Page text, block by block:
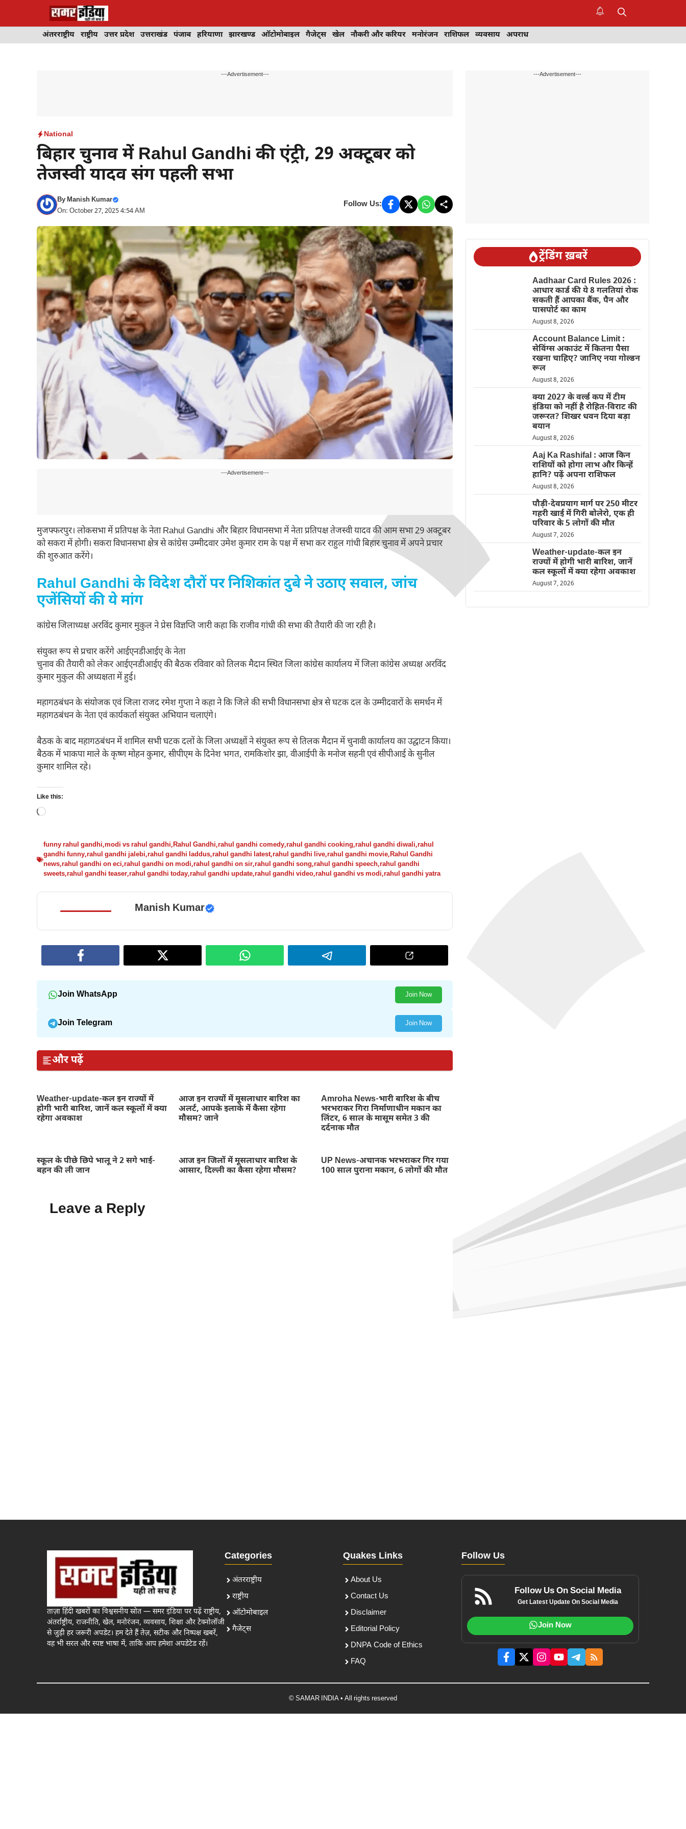
अंतरराष्ट्रीय राष्ट्रीय उत्तर प्रदेश उत्तराखंड पंजाब हरियाणा झारखण्ड ऑटोमोबाइल गैजेट्स खेल नौकरी और करियर मनोरंजन राशिफल व्यवसाय अपराध
---Advertisement---
National
बिहार चुनाव में Rahul Gandhi की एंट्री, 29 अक्टूबर को
तेजस्वी यादव संग पहली सभा
ByManish Kumar
On: October 27, 2025 4:54 AM
Follow Us:
---Advertisement---
मुजफ्फरपुर। लोकसभा में प्रतिपक्ष के नेता Rahul Gandhi और बिहार विधानसभा में नेता प्रतिपक्ष तेजस्वी यादव की आम सभा 29 अक्टूबर
को सकरा में होगी। सकरा विधानसभा क्षेत्र से कांग्रेस उम्मीदवार उमेश कुमार राम के पक्ष में सभा कर राहुल गांधी बिहार चुनाव में अपने प्रचार
की शुरुआत करेंगे।
Rahul Gandhi के विदेश दौरों पर निशिकांत दुबे ने उठाए सवाल, जांच
एजेंसियों की ये मांग
कांग्रेस जिलाध्यक्ष अरविंद कुमार मुकुल ने प्रेस विज्ञप्ति जारी कहा कि राजीव गांधी की सभा की तैयारी की जा रही है।
संयुक्त रूप से प्रचार करेंगे आईएनडीआईए के नेता
चुनाव की तैयारी को लेकर आईएनडीआईए की बैठक रविवार को तिलक मैदान स्थित जिला कांग्रेस कार्यालय में जिला कांग्रेस अध्यक्ष अरविंद
कुमार मुकुल की अध्यक्षता में हुई।
महागठबंधन के संयोजक एवं जिला राजद रमेश गुप्ता ने कहा ने कि जिले की सभी विधानसभा क्षेत्र से घटक दल के उम्मीदवारों के समर्थन में
महागठबंधन के नेता एवं कार्यकर्ता संयुक्त अभियान चलाएंगे।
बैठक के बाद महागठबंधन में शामिल सभी घटक दलों के जिला अध्यक्षों ने संयुक्त रूप से तिलक मैदान में चुनावी कार्यालय का उद्घाटन किया।
बैठक में भाकपा माले के कृष्ण मोहन कुमार, सीपीएम के दिनेश भगत, रामकिशोर झा, वीआईपी के मनोज सहनी एवं सीपीआई के सुनील
कुमार शामिल रहे।
Like this:
Loading…
funny rahul gandhi,modi vs rahul gandhi,Rahul Gandhi,rahul gandhi comedy,rahul gandhi cooking,rahul gandhi diwali,rahul
gandhi funny,rahul gandhi jalebi,rahul gandhi laddus,rahul gandhi latest,rahul gandhi live,rahul gandhi movie,Rahul Gandhi
news,rahul gandhi on eci,rahul gandhi on modi,rahul gandhi on sir,rahul gandhi song,rahul gandhi speech,rahul gandhi
sweets,rahul gandhi teaser,rahul gandhi today,rahul gandhi update,rahul gandhi video,rahul gandhi vs modi,rahul gandhi yatra
Manish Kumar
Join WhatsApp Join Now
Join Telegram Join Now
और पढ़ें
Weather-update-कल इन राज्यों में
होगी भारी बारिश, जानें कल स्कूलों में क्या
रहेगा अवकाश
आज इन राज्यों में मूसलाधार बारिश का
अलर्ट, आपके इलाके में कैसा रहेगा
मौसम? जाने
Amroha News-भारी बारिश के बीच
भरभराकर गिरा निर्माणाधीन मकान का
लिंटर, 6 साल के मासूम समेत 3 की
दर्दनाक मौत
स्कूल के पीछे छिपे भालू ने 2 सगे भाई-
बहन की ली जान
आज इन जिलों में मूसलाधार बारिश के
आसार, दिल्ली का कैसा रहेगा मौसम?
UP News-अचानक भरभराकर गिर गया
100 साल पुराना मकान, 6 लोगों की मौत
Leave a Reply
---Advertisement---
ट्रेंडिंग ख़बरें
Aadhaar Card Rules 2026 :
आधार कार्ड की ये 8 गलतियां रोक
सकती हैं आपका बैंक, पैन और
पासपोर्ट का काम
August 8, 2026
Account Balance Limit :
सेविंग्स अकाउंट में कितना पैसा
रखना चाहिए? जानिए नया गोल्डन
रूल
August 8, 2026
क्या 2027 के वर्ल्ड कप में टीम
इंडिया को नहीं है रोहित-विराट की
जरूरत? शिखर धवन दिया बड़ा
बयान
August 8, 2026
Aaj Ka Rashifal : आज किन
राशियों को होगा लाभ और किन्हें
हानि? पढ़ें अपना राशिफल
August 8, 2026
पौड़ी-देवप्रयाग मार्ग पर 250 मीटर
गहरी खाई में गिरी बोलेरो, एक ही
परिवार के 5 लोगों की मौत
August 7, 2026
Weather-update-कल इन
राज्यों में होगी भारी बारिश, जानें
कल स्कूलों में क्या रहेगा अवकाश
August 7, 2026
ताज़ा हिंदी खबरों का विश्वसनीय स्रोत — समर इंडिया पर पढ़ें राष्ट्रीय,
अंतर्राष्ट्रीय, राजनीति, खेल, मनोरंजन, व्यवसाय, शिक्षा और टेक्नोलॉजी
से जुड़ी हर जरूरी अपडेट। हम देते हैं तेज़, सटीक और निष्पक्ष खबरें,
वह भी सरल और स्पष्ट भाषा में, ताकि आप हमेशा अपडेटेड रहें।
Categories
अंतरराष्ट्रीय
राष्ट्रीय
ऑटोमोबाइल
गैजेट्स
Quakes Links
About Us
Contact Us
Disclaimer
Editorial Policy
DNPA Code of Ethics
FAQ
Follow Us
Follow Us On Social Media
Get Latest Update On Social Media
Join Now
© SAMAR INDIA • All rights reserved